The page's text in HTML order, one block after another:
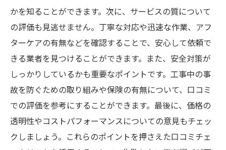
かを知ることができます。次に、サービスの質について
の評価も見逃せません。丁寧な対応や迅速な作業、アフ
ターケアの有無などを確認することで、安心して依頼で
きる業者を見つけることができます。また、安全対策が
しっかりしているかも重要なポイントです。工事中の事
故を防ぐための取り組みや保険の有無について、口コミ
での評価を参考にすることができます。最後に、価格の
透明性やコストパフォーマンスについての意見もチェッ
クしましょう。これらのポイントを押さえた口コミチェ